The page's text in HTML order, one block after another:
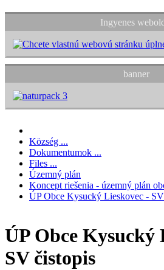
Ingyenes
banner
Község ...
Dokumentumok ...
Files ...
Územný plán
Koncept riešenia - územný plán
ÚP Obce Kysucký Lieskovec -
ÚP Obce Kysucký
SV čistopis